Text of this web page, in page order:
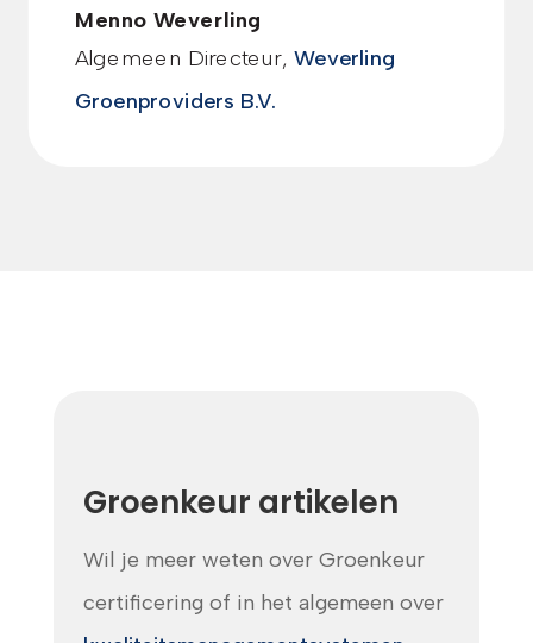
Menno Weverling
Algemeen Directeur, Weverling
Groenproviders B.V.
Groenkeur artikelen
Wil je meer weten over Groenkeur
certificering of in het algemeen over